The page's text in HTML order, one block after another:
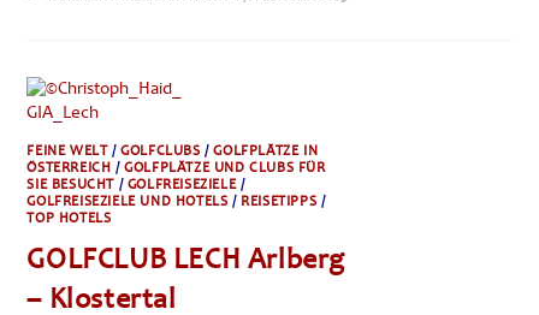
UDERNS
FEINE WELT/GOLFCLUBS /GOLFPLÄTZE IN
ÖSTERREICH /GOLFPLÄTZE UND CLUBS FÜR
SIE BESUCHT / GOLFREISEZIELE/
GOLFREISEZIELE UND HOTELS / REISETIPPS /
TOP HOTELS
GOLFCLUB LECH Arlberg
– Klostertal